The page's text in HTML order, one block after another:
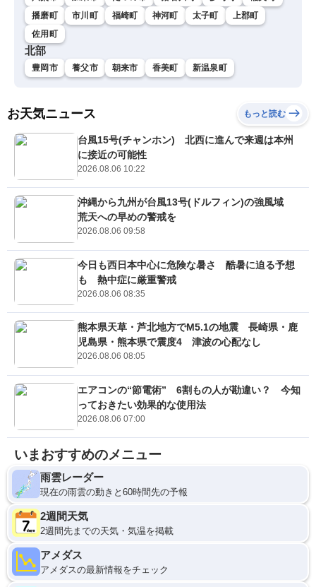
播磨町
市川町 福崎町 神河町 太子町
上郡町
佐用町
北部
豊岡市 養父市 朝来市 香美町 新温泉町
お天気ニュース もっと読む
台風15号(チャンホン) 北西に進んで来週は本州
に接近の可能性
2026.08.06 10:22
沖縄から九州が台風13号(ドルフィン)の強風域
荒天への早めの警戒を
2026.08.06 09:58
今日も西日本中心に危険な暑さ 酷暑に迫る予想
も 熱中症に厳重警戒
2026.08.06 08:35
熊本県天草・芦北地方でM5.1の地震 長崎県・鹿
児島県・熊本県で震度4 津波の心配なし
2026.08.06 08:05
エアコンの“節電術” 6割もの人が勘違い？ 今知
っておきたい効果的な使用法
2026.08.06 07:00
いまおすすめのメニュー
雨雲レーダー
現在の雨雲の動きと60時間先の予報
2週間天気
2週間先までの天気・気温を掲載
アメダス
アメダスの最新情報をチェック